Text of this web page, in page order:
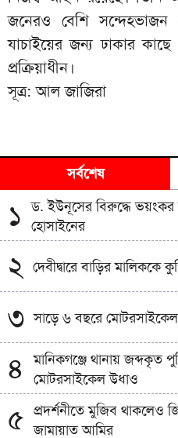
জনেরও বেশি সন্দেহভাজন
যাচাইয়ের জন্য ঢাকার
প্রক্রিয়াধীন।
সূত্র: আল জাজিরা
সর্বশেষ
১ ড. ইউনূসের বিরুদ্ধে
হোসাইনের
২ দেবীদ্বারে বাড়ির মালিককে
৩ সাড়ে ৬ বছরে
৪
মানিকগঞ্জে থানায় জব্দকৃত
মোটরসাইকেল উধাও
৫ প্রদর্শনীতে মুজিব থাকলেও
জামায়াত আমির